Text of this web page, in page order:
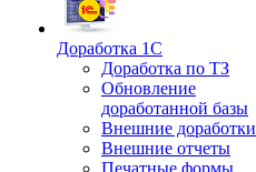
Доработка 1С
Доработка по ТЗ
Обновление
доработанной базы
Внешние доработки
Внешние отчеты
Печатные формы